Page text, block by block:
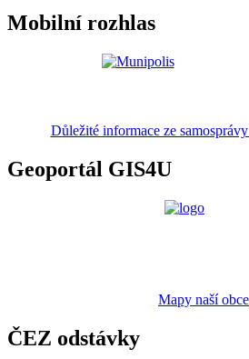
Mobilní rozhlas
Důležité informace ze
Geoportál GIS4U
Mapy naší obce
ČEZ odstávky